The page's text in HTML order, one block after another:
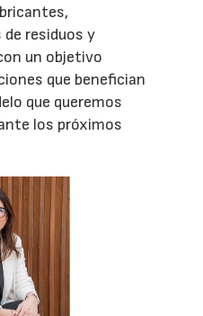
residuos y
un objetivo
que benefician
que queremos
los próximos